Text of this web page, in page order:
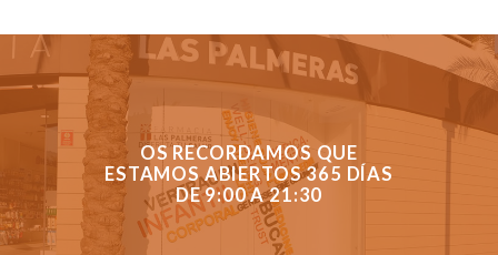
OS RECORDAMOS QUE
ESTAMOS ABIERTOS 365 DÍAS
DE 9:00 A 21:30